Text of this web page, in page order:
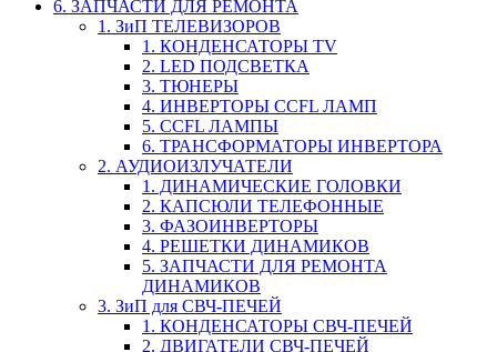
6. ЗАПЧАСТИ ДЛЯ РЕМОНТА
1. ЗиП ТЕЛЕВИЗОРОВ
1. КОНДЕНСАТОРЫ TV
2. LED ПОДСВЕТКА
3. ТЮНЕРЫ
4. ИНВЕРТОРЫ CCFL ЛАМП
5. CCFL ЛАМПЫ
6. ТРАНСФОРМАТОРЫ ИНВЕРТОРА
2. АУДИОИЗЛУЧАТЕЛИ
1. ДИНАМИЧЕСКИЕ ГОЛОВКИ
2. КАПСЮЛИ ТЕЛЕФОННЫЕ
3. ФАЗОИНВЕРТОРЫ
4. РЕШЕТКИ ДИНАМИКОВ
5. ЗАПЧАСТИ ДЛЯ РЕМОНТА
ДИНАМИКОВ
3. ЗиП для СВЧ-ПЕЧЕЙ
1. КОНДЕНСАТОРЫ СВЧ-ПЕЧЕЙ
2. ДВИГАТЕЛИ СВЧ-ПЕЧЕЙ